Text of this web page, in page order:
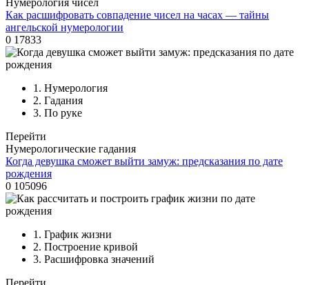
Как расшифровать совпадение чисел на часах — тайны
ангельской нумерологии
0 17833
1. Нумерология
2. Гадания
3. По руке
Перейти
Нумерологические гадания
Когда девушка сможет выйти замуж: предсказания по дате
рождения
0 105096
1. График жизни
2. Построение кривой
3. Расшифровка значений
Перейти